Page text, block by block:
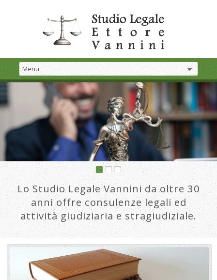
Lo Studio Legale Vannini da oltre 30
anni offre consulenze legali ed
attività giudiziaria e stragiudiziale.